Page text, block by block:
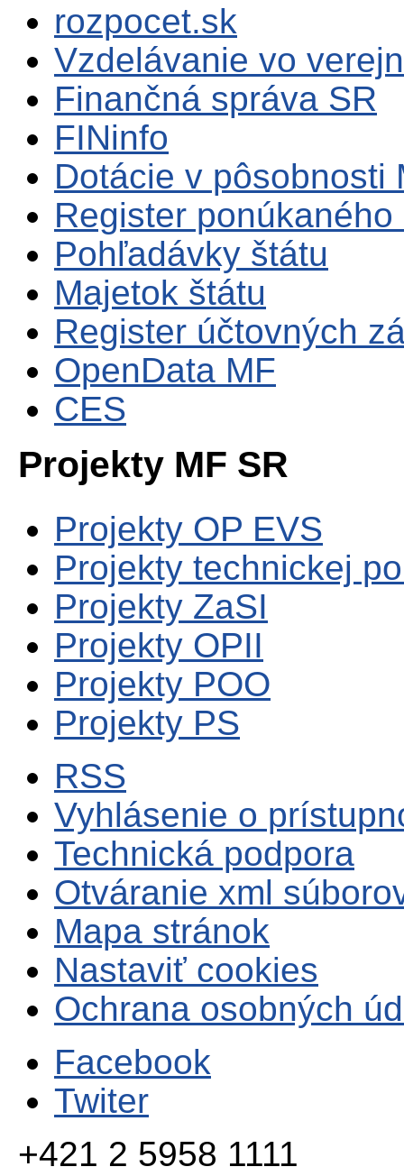
rozpocet.sk
Vzdelávanie vo
Finančná správa SR
FINinfo
Dotácie v pôsobnosti
Register
Pohľadávky štátu
Majetok štátu
Register účtovných
OpenData MF
CES
Projekty MF SR
Projekty OP EVS
Projekty technickej
Projekty ZaSI
Projekty OPII
Projekty POO
Projekty PS
RSS
Vyhlásenie o
Technická podpora
Otváranie xml
Mapa stránok
Nastaviť cookies
Ochrana osobných
Facebook
Twiter
+421 2 5958 1111